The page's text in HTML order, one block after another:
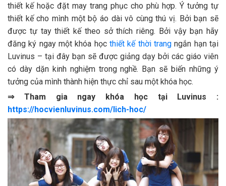
thiết kế hoặc đặt may trang phục cho phù hợp. Ý tưởng tự
thiết kế cho mình một bộ áo dài vô cùng thú vị. Bởi bạn sẽ
được tự tay thiết kế theo sở thích riêng. Bởi vậy bạn hãy
đăng ký ngay một khóa học thiết kế thời trang ngắn hạn tại
Luvinus – tại đây bạn sẽ được giảng dạy bởi các giáo viên
có dày dặn kinh nghiệm trong nghề. Bạn sẽ biến những ý
tưởng của mình thành hiện thực chỉ sau một khóa học.
⇒ Tham gia ngay khóa học tại Luvinus :
https://hocvienluvinus.com/lich-hoc/